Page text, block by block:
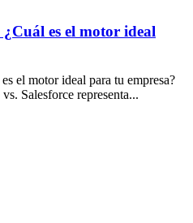
es el motor ideal
el motor ideal para tu empresa?
Salesforce representa...